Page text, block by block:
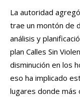
La autoridad
trae un montón de
análisis y
plan Calles Sin
disminución en los
eso ha implicado
lugares donde más